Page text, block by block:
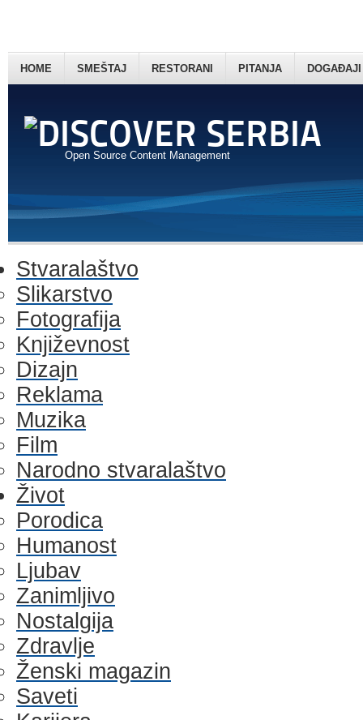
Open Source Content Management
HOME SMEŠTAJ RESTORANI PITANJA DOGAĐAJI
Stvaralaštvo
Slikarstvo
Fotografija
Književnost
Dizajn
Reklama
Muzika
Film
Narodno stvaralaštvo
Život
Porodica
Humanost
Ljubav
Zanimljivo
Nostalgija
Zdravlje
Ženski magazin
Saveti